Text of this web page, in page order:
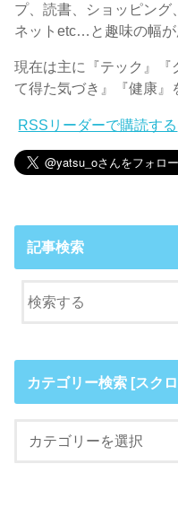
プ、読書、ショッピン
ネットetc…と趣味の幅が
現在は主に『テック』
て得た気づき』『健康』
RSSリーダーで購読する
記事検索
カテゴリー検索 [スク